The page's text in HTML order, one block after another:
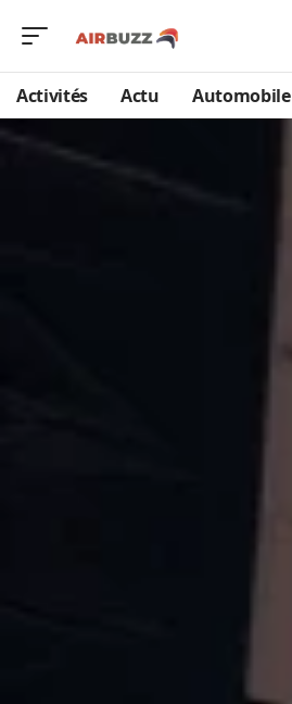
Activités Actu Automobile